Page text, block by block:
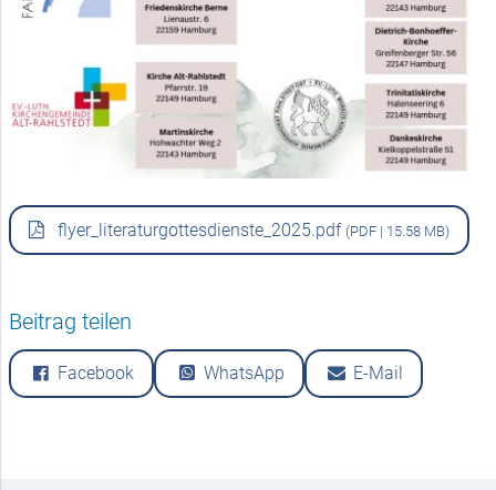
flyer_literaturgottesdienste_2025.pdf (PDF | 15.58 MB)
Beitrag teilen
Facebook WhatsApp E-Mail